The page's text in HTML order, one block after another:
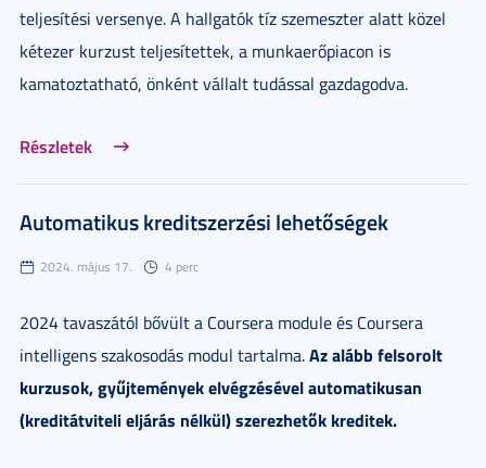
teljesítési versenye. A hallgatók tíz szemeszter alatt közel
kétezer kurzust teljesítettek, a munkaerőpiacon is
kamatoztatható, önként vállalt tudással gazdagodva.
Részletek
Automatikus kreditszerzési lehetőségek
2024. május 17. 4 perc
2024 tavaszától bővült a Coursera module és Coursera
intelligens szakosodás modul tartalma.Az alább felsorolt
kurzusok, gyűjtemények elvégzésével automatikusan
(kreditátviteli eljárás nélkül) szerezhetők kreditek.